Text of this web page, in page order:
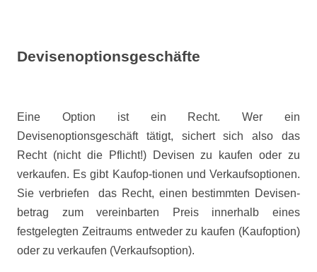
Devisenoptionsgeschäfte
Eine Option ist ein Recht. Wer ein
Devisenoptionsgeschäft tätigt, sichert sich also das
Recht (nicht die Pflicht!) Devisen zu kaufen oder zu
verkaufen. Es gibt Kaufop-tionen und Verkaufsoptionen.
Sie verbriefen
das Recht, einen bestimmten Devisen-
betrag zum vereinbarten Preis innerhalb eines
festgelegten Zeitraums entweder zu kaufen (Kaufoption)
oder zu verkaufen (Verkaufsoption).